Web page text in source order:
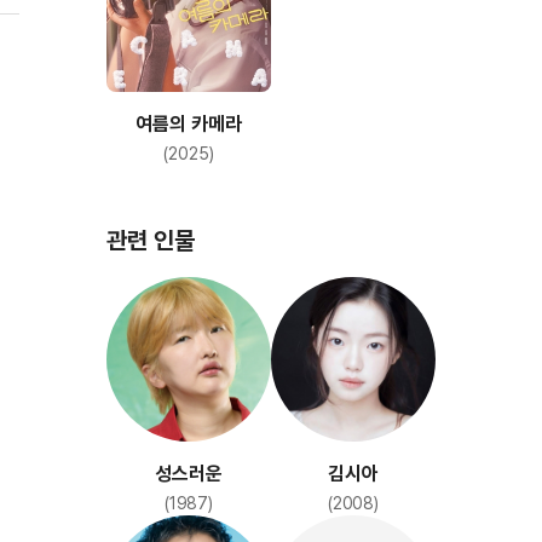
두
여름의 카메라
(2025)
관련 인물
성스러운
(1987)
김시아
(2008)